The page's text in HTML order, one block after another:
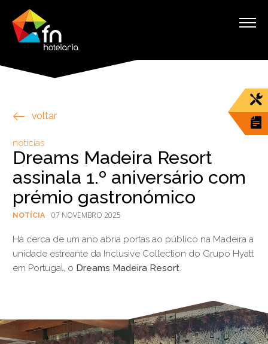
voltar
notícias
Dreams Madeira Resort
assinala 1.º aniversário com
prémio gastronómico
NOTÍCIA 07 NOVEMBRO 2025
Há cerca de um ano abria portas ao público na Madeira a
unidade estreante da Inclusive Collection do Grupo Hyatt
em Portugal, o Dreams Madeira Resort.